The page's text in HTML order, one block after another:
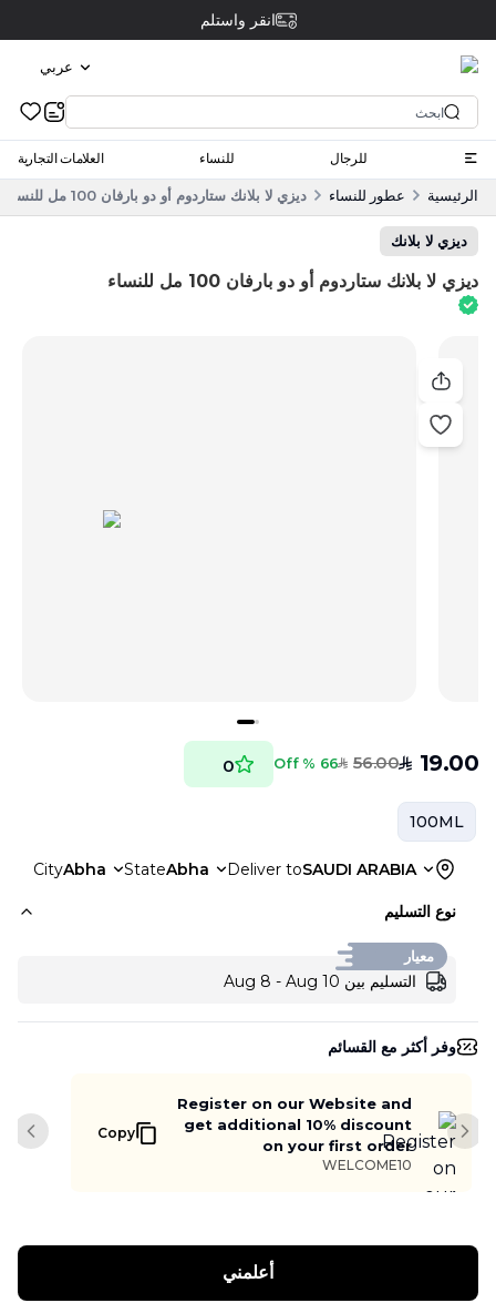
انقر واستلم
عربي
للرجال للنساء العلامات التجارية
الرئيسية عطور للنساء ديزي لا بلانك ستاردوم أو دو بارفان 100 مل للنساء
ديزي لا بلانك
ديزي لا بلانك ستاردوم أو دو بارفان 100 مل للنساء
SAR 19.00
SAR 56.00
66 % Off
0
100ML
Deliver toSAUDI ARABIA
StateAbha
CityAbha
نوع التسليم
معيار
التسليم بين Aug 8 - Aug 10
وفر أكثر مع القسائم
Register on our Website and
get additional 10% discount
on your first order
WELCOME10
Copy Next slide
أعلمني